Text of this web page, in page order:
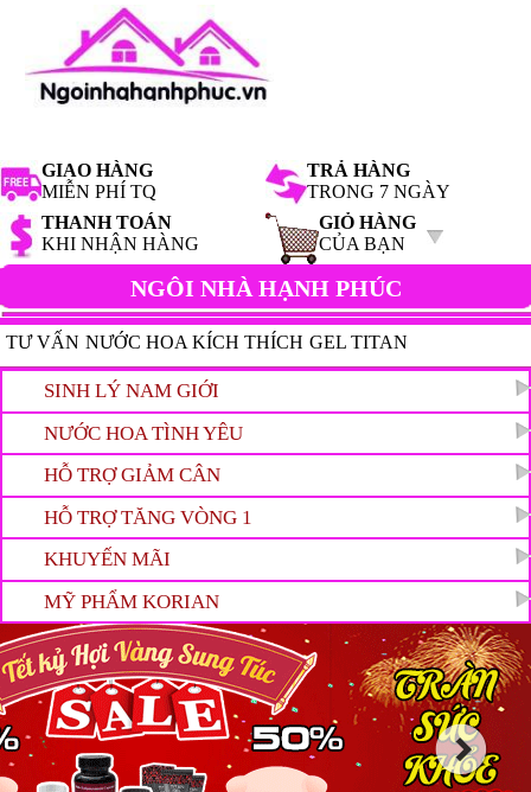
GIAO HÀNG
MIỄN PHÍ TQ
TRẢ HÀNG
TRONG 7 NGÀY
THANH TOÁN
KHI NHẬN HÀNG
GIỎ HÀNG
CỦA BẠN
NGÔI NHÀ HẠNH PHÚC
TƯ VẤN NƯỚC HOA KÍCH THÍCH GEL TITAN
HAMMER OF THOR TIN HOT
SINH LÝ NAM GIỚI
NƯỚC HOA TÌNH YÊU
HỖ TRỢ GIẢM CÂN
HỖ TRỢ TĂNG VÒNG 1
KHUYẾN MÃI
MỸ PHẨM KORIAN